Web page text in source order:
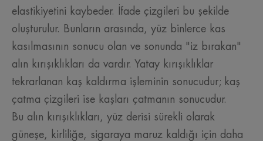
elastikiyetini kaybeder. İfade çizgileri bu şekilde
oluşturulur. Bunların arasında, yüz binlerce kas
kasılmasının sonucu olan ve sonunda "iz bırakan"
alın kırışıklıkları da vardır. Yatay kırışıklıklar
tekrarlanan kaş kaldırma işleminin sonucudur; kaş
çatma çizgileri ise kaşları çatmanın sonucudur.
Bu alın kırışıklıkları, yüz derisi sürekli olarak
güneşe, kirliliğe, sigaraya maruz kaldığı için daha